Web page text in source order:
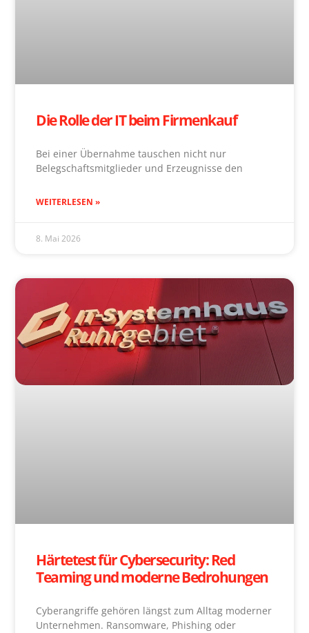
Die Rolle der IT beim Firmenkauf
Bei einer Übernahme tauschen nicht nur
Belegschaftsmitglieder und Erzeugnisse den
WEITERLESEN »
8. Mai 2026
Härtetest für Cybersecurity: Red
Teaming und moderne Bedrohungen
Cyberangriffe gehören längst zum Alltag moderner
Unternehmen. Ransomware, Phishing oder